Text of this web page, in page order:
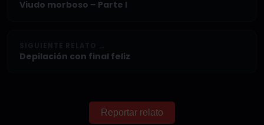
Viudo morboso – Parte I
Depilación con final feliz
Reportar relato